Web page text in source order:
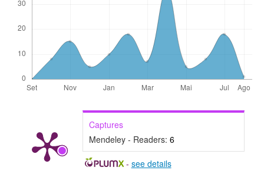
Captures
Mendeley - Readers: 6
- see details